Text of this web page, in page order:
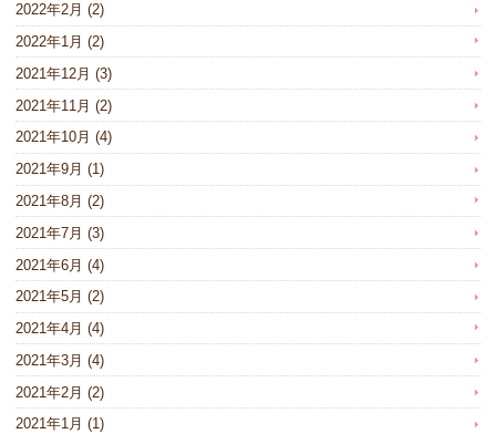
2022年2月 (2)
2022年1月 (2)
2021年12月 (3)
2021年11月 (2)
2021年10月 (4)
2021年9月 (1)
2021年8月 (2)
2021年7月 (3)
2021年6月 (4)
2021年5月 (2)
2021年4月 (4)
2021年3月 (4)
2021年2月 (2)
2021年1月 (1)